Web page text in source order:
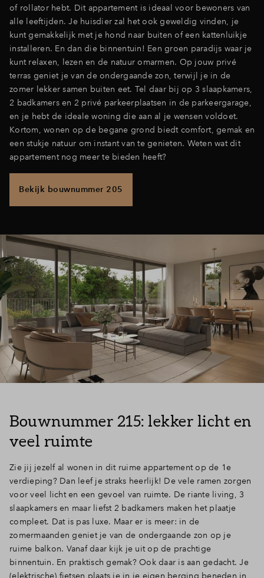
of rollator hebt. Dit appartement is ideaal voor bewoners van
alle leeftijden. Je huisdier zal het ook geweldig vinden, je
kunt gemakkelijk met je hond naar buiten of een kattenluikje
installeren. En dan die binnentuin! Een groen paradijs waar je
kunt relaxen, lezen en de natuur omarmen. Op jouw privé
terras geniet je van de ondergaande zon, terwijl je in de
zomer lekker samen buiten eet. Tel daar bij op 3 slaapkamers,
2 badkamers en 2 privé parkeerplaatsen in de parkeergarage,
en je hebt de ideale woning die aan al je wensen voldoet.
Kortom, wonen op de begane grond biedt comfort, gemak en
een stukje natuur om instant van te genieten. Weten wat dit
appartement nog meer te bieden heeft?
Bekijk bouwnummer 205
Bouwnummer 215: lekker licht en
veel ruimte
Zie jij jezelf al wonen in dit ruime appartement op de 1e
verdieping? Dan leef je straks heerlijk! De vele ramen zorgen
voor veel licht en een gevoel van ruimte. De riante living, 3
slaapkamers en maar liefst 2 badkamers maken het plaatje
compleet. Dat is pas luxe. Maar er is meer: in de
zomermaanden geniet je van de ondergaande zon op je
ruime balkon. Vanaf daar kijk je uit op de prachtige
binnentuin. En praktisch gemak? Ook daar is aan gedacht. Je
(elektrische) fietsen plaats je in je eigen berging beneden in